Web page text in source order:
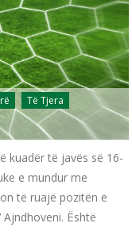
Të Tjera
kuadër të javës së 16-
e mundur me
të ruajë pozitën e
Është